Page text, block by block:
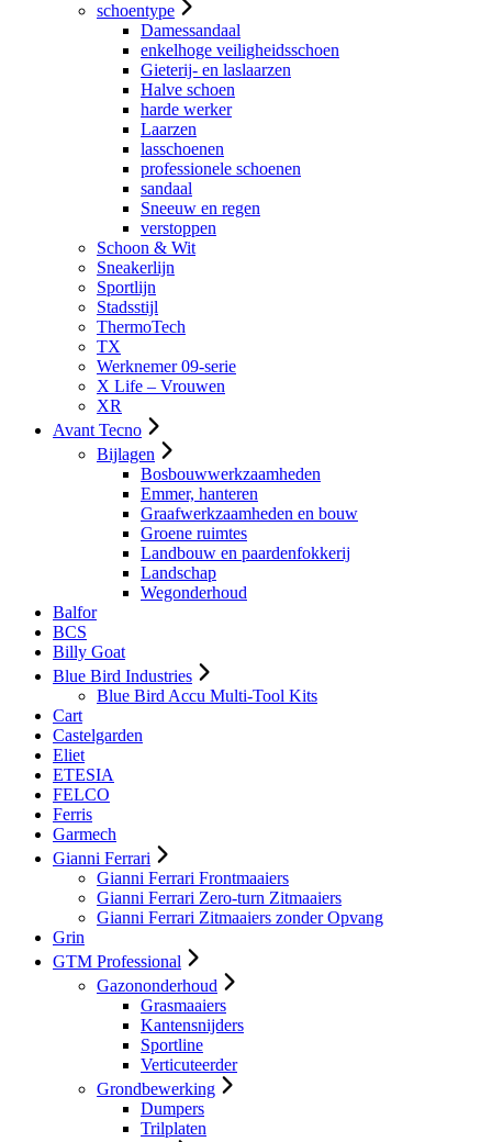
schoentype
Damessandaal
enkelhoge veiligheidsschoen
Gieterij- en laslaarzen
Halve schoen
harde werker
Laarzen
lasschoenen
professionele schoenen
sandaal
Sneeuw en regen
verstoppen
Schoon & Wit
Sneakerlijn
Sportlijn
Stadsstijl
ThermoTech
TX
Werknemer 09-serie
X Life – Vrouwen
XR
Avant Tecno
Bijlagen
Bosbouwwerkzaamheden
Emmer, hanteren
Graafwerkzaamheden en bouw
Groene ruimtes
Landbouw en paardenfokkerij
Landschap
Wegonderhoud
Balfor
BCS
Billy Goat
Blue Bird Industries
Blue Bird Accu Multi-Tool Kits
Cart
Castelgarden
Eliet
ETESIA
FELCO
Ferris
Garmech
Gianni Ferrari
Gianni Ferrari Frontmaaiers
Gianni Ferrari Zero-turn Zitmaaiers
Gianni Ferrari Zitmaaiers zonder Opvang
Grin
GTM Professional
Gazononderhoud
Grasmaaiers
Kantensnijders
Sportline
Verticuteerder
Grondbewerking
Dumpers
Trilplaten